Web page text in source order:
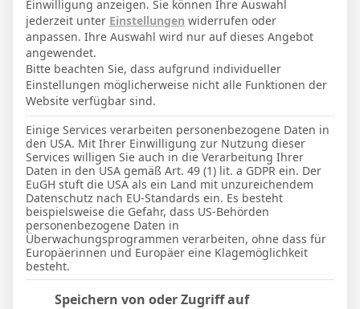
Gewicht (kg) 80
Größe (cm) 186
GESAMTE STATISTIK
Pokal
3 3 270′
LETZTE BEGEGNUNGEN
Datum Ergebnis
Einwilligung anzeigen. Sie können Ihre Auswahl
jederzeit unter Einstellungen widerrufen oder
anpassen. Ihre Auswahl wird nur auf dieses Angebot
angewendet.
Bitte beachten Sie, dass aufgrund individueller
Einstellungen möglicherweise nicht alle Funktionen der
Website verfügbar sind.
Einige Services verarbeiten personenbezogene Daten in
den USA. Mit Ihrer Einwilligung zur Nutzung dieser
Services willigen Sie auch in die Verarbeitung Ihrer
Daten in den USA gemäß Art. 49 (1) lit. a GDPR ein. Der
EuGH stuft die USA als ein Land mit unzureichendem
Datenschutz nach EU-Standards ein. Es besteht
beispielsweise die Gefahr, dass US-Behörden
personenbezogene Daten in
Überwachungsprogrammen verarbeiten, ohne dass für
Europäerinnen und Europäer eine Klagemöglichkeit
besteht.
Im Folgenden finden Sie eine Liste der Zwecke des IAB
Speichern von oder Zugriff auf